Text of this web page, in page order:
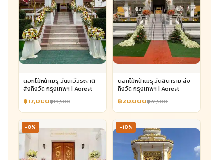
ดอกไม้หน้าเมรุ วัดเทวีวรญาติ
ส่งถึงวัด กรุงเทพฯ | Aorest
฿17,000฿19,500
ดอกไม้หน้าเมรุ วัดสิตาราม ส่ง
ถึงวัด กรุงเทพฯ | Aorest
฿20,000฿22,500
-8% -10%